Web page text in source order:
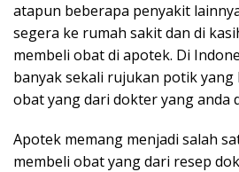
atapun beberapa penyakit
segera ke rumah sakit dan di
membeli obat di apotek. Di
banyak sekali rujukan potik yang
obat yang dari dokter yang anda
Apotek memang menjadi salah
membeli obat yang dari resep